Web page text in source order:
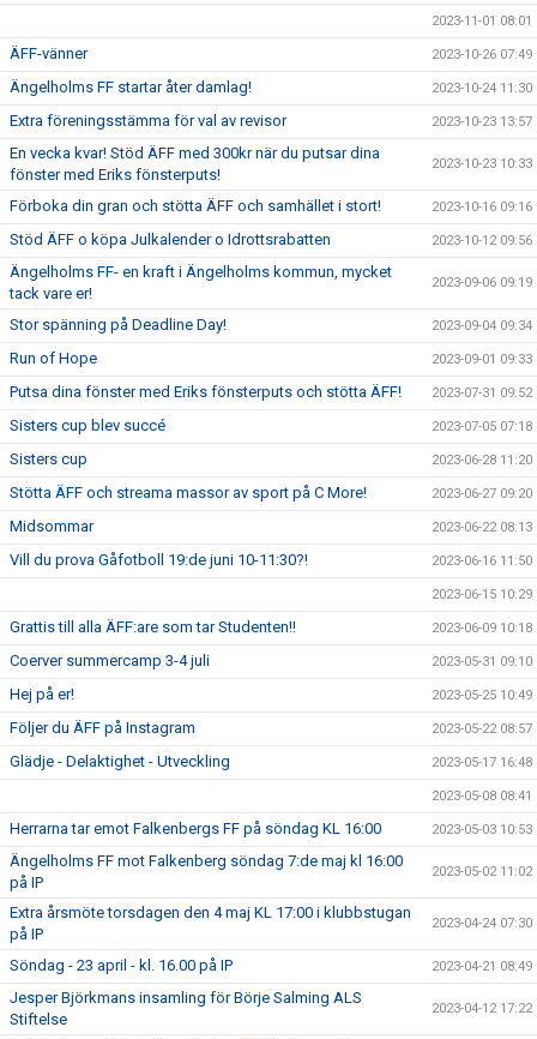
2023-11-01 08:01
ÄFF-vänner 2023-10-26 07:49
Ängelholms FF startar åter damlag! 2023-10-24 11:30
Extra föreningsstämma för val av revisor 2023-10-23 13:57
En vecka kvar! Stöd ÄFF med 300kr när du putsar dina
fönster med Eriks fönsterputs!
2023-10-23 10:33
Förboka din gran och stötta ÄFF och samhället i stort! 2023-10-16 09:16
Stöd ÄFF o köpa Julkalender o Idrottsrabatten 2023-10-12 09:56
Ängelholms FF- en kraft i Ängelholms kommun, mycket
tack vare er!
2023-09-06 09:19
Stor spänning på Deadline Day! 2023-09-04 09:34
Run of Hope 2023-09-01 09:33
Putsa dina fönster med Eriks fönsterputs och stötta ÄFF! 2023-07-31 09:52
Sisters cup blev succé 2023-07-05 07:18
Sisters cup 2023-06-28 11:20
Stötta ÄFF och streama massor av sport på C More! 2023-06-27 09:20
Midsommar 2023-06-22 08:13
Vill du prova Gåfotboll 19:de juni 10-11:30?! 2023-06-16 11:50
2023-06-15 10:29
Grattis till alla ÄFF:are som tar Studenten!! 2023-06-09 10:18
Coerver summercamp 3-4 juli 2023-05-31 09:10
Hej på er! 2023-05-25 10:49
Följer du ÄFF på Instagram 2023-05-22 08:57
Glädje - Delaktighet - Utveckling 2023-05-17 16:48
2023-05-08 08:41
Herrarna tar emot Falkenbergs FF på söndag KL 16:00 2023-05-03 10:53
Ängelholms FF mot Falkenberg söndag 7:de maj kl 16:00
på IP
2023-05-02 11:02
Extra årsmöte torsdagen den 4 maj KL 17:00 i klubbstugan
på IP
2023-04-24 07:30
Söndag - 23 april - kl. 16.00 på IP 2023-04-21 08:49
Jesper Björkmans insamling för Börje Salming ALS
Stiftelse
2023-04-12 17:22